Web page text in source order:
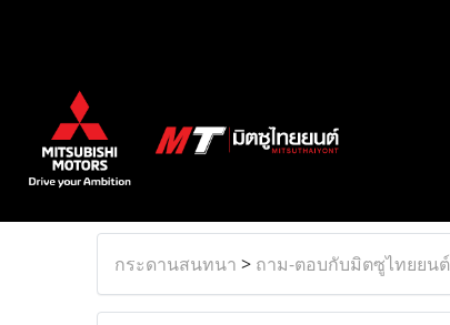
กระดานสนทนา > ถาม-ตอบกับมิตซูไทยยนต์